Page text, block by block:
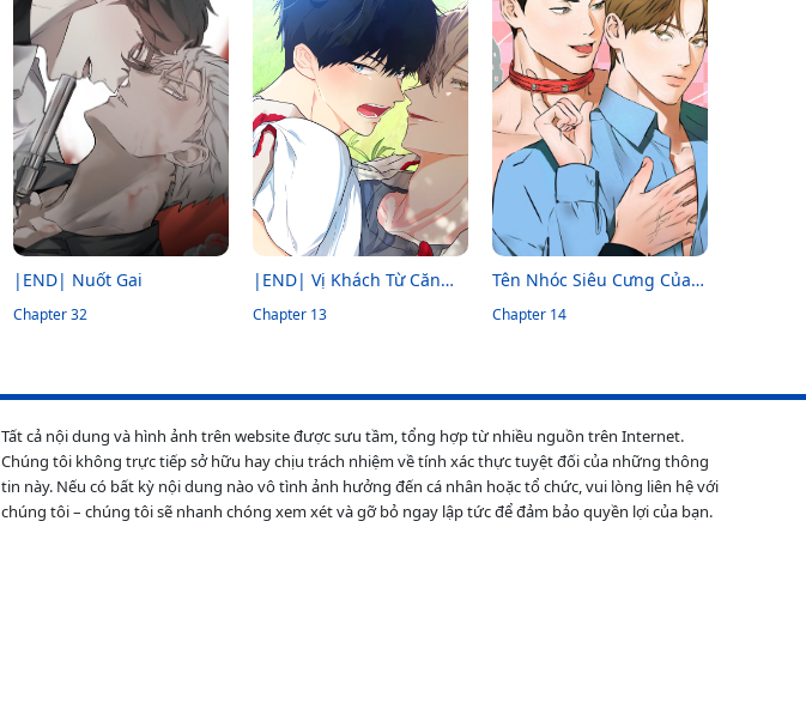
|END| Nuốt Gai
Chapter 32
|END| Vị Khách Từ Căn
Nhà Phía Sau
Chapter 13
Tên Nhóc Siêu Cưng Của
Tôi
Chapter 14
Tất cả nội dung và hình ảnh trên website được sưu tầm, tổng hợp từ nhiều nguồn trên Internet.
Chúng tôi không trực tiếp sở hữu hay chịu trách nhiệm về tính xác thực tuyệt đối của những thông
tin này. Nếu có bất kỳ nội dung nào vô tình ảnh hưởng đến cá nhân hoặc tổ chức, vui lòng liên hệ với
chúng tôi – chúng tôi sẽ nhanh chóng xem xét và gỡ bỏ ngay lập tức để đảm bảo quyền lợi của bạn.